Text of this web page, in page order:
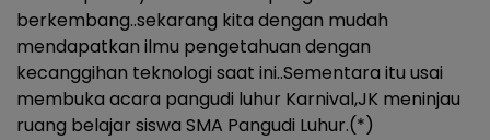
berkembang..sekarang kita dengan mudah
mendapatkan ilmu pengetahuan dengan
kecanggihan teknologi saat ini..Sementara itu usai
membuka acara pangudi luhur Karnival,JK meninjau
ruang belajar siswa SMA Pangudi Luhur.(*)